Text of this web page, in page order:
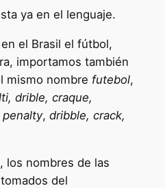
ya en el lenguaje.
el Brasil el fútbol,
importamos también
mismo nombre futebol,
drible, craque,
penalty, dribble, crack,
los nombres de las
del